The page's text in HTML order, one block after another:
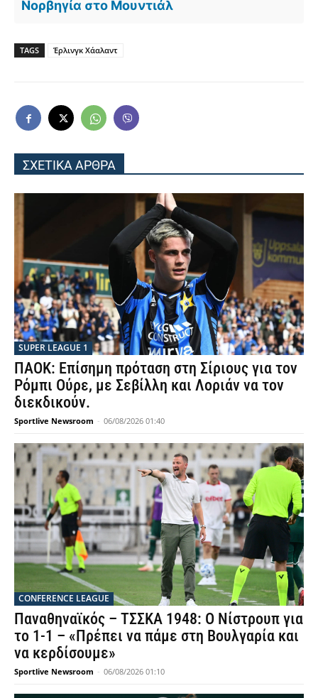
Νορβηγία στο Μουντιάλ
TAGS Έρλινγκ Χάαλαντ
ΣΧΕΤΙΚΑ ΑΡΘΡΑ
SUPER LEAGUE 1
ΠΑΟΚ: Επίσημη πρόταση στη Σίριους για τον
Ρόμπι Ούρε, με Σεβίλλη και Λοριάν να τον
διεκδικούν.
Sportlive Newsroom - 06/08/2026 01:40
CONFERENCE LEAGUE
Παναθηναϊκός – ΤΣΣΚΑ 1948: Ο Νίστρουπ για
το 1-1 – «Πρέπει να πάμε στη Βουλγαρία και
να κερδίσουμε»
Sportlive Newsroom - 06/08/2026 01:10